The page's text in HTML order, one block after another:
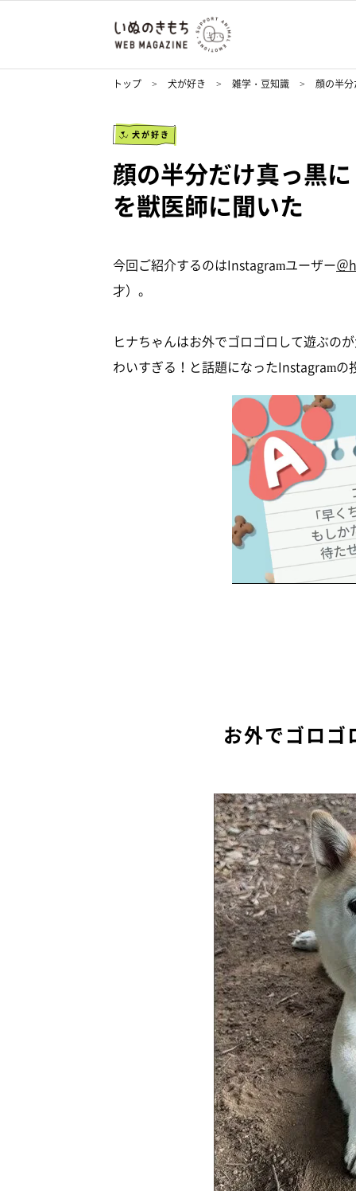
トップ 犬が好き 雑学・豆知識 顔の半
犬が好き
顔の半分だけ真っ黒
を獣医師に聞いた
今回ご紹介するのはInstagramユーザー＠
才）。
ヒナちゃんはお外でゴロゴロして遊ぶの
わいすぎる！と話題になったInstagram
お外でゴロ